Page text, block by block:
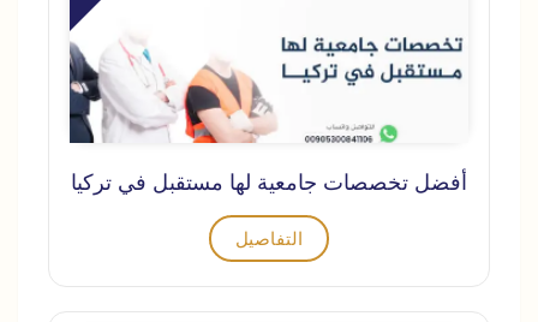
أفضل تخصصات جامعية لها مستقبل في تركيا
التفاصيل